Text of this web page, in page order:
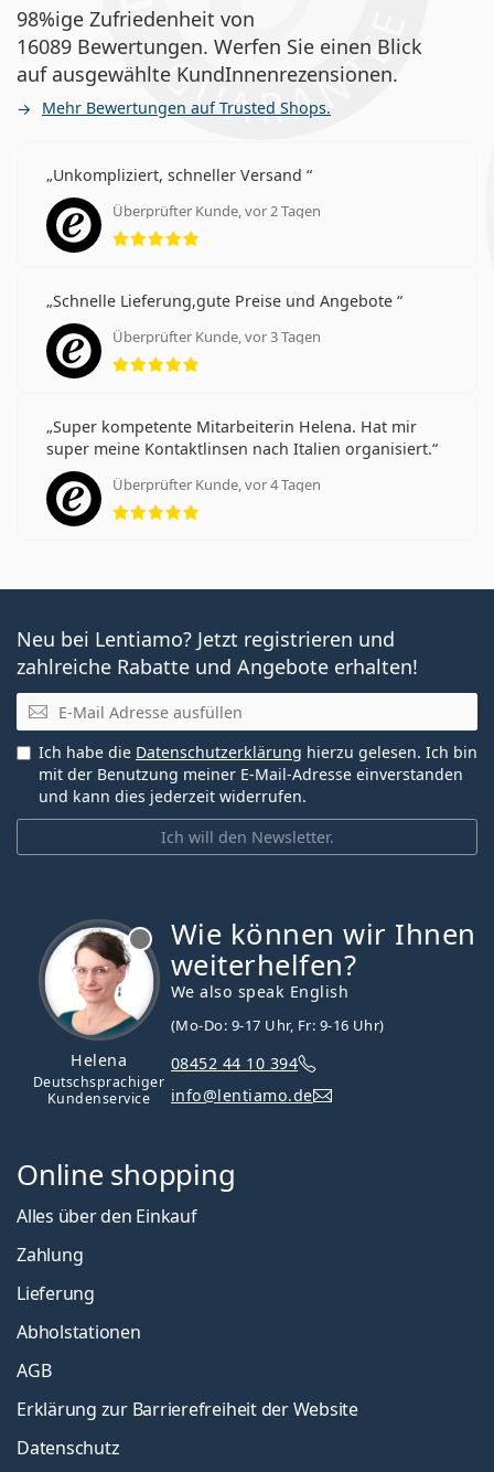
98%ige Zufriedenheit von
16089 Bewertungen. Werfen Sie einen Blick
auf ausgewählte KundInnenrezensionen.
Mehr Bewertungen auf Trusted Shops.
Unkompliziert, schneller Versand
Überprüfter Kunde, vor 2 Tagen
Bewertung 5 aus 5
Schnelle Lieferung,gute Preise und Angebote
Überprüfter Kunde, vor 3 Tagen
Bewertung 5 aus 5
Super kompetente Mitarbeiterin Helena. Hat mir
super meine Kontaktlinsen nach Italien organisiert.
Überprüfter Kunde, vor 4 Tagen
Bewertung 5 aus 5
Neu bei Lentiamo? Jetzt registrieren und
zahlreiche Rabatte und Angebote erhalten!
E-Mail
Ich will den Newsletter.
Ich habe die Datenschutzerklärung hierzu gelesen. Ich bin
mit der Benutzung meiner E-Mail-Adresse einverstanden
und kann dies jederzeit widerrufen.
Helena
Deutschsprachiger
Kundenservice
Wie können wir Ihnen
weiterhelfen?
We also speak English
(Mo-Do: 9-17 Uhr, Fr: 9-16 Uhr)
08452 44 10 394
info@lentiamo.de
Online shopping
Alles über den Einkauf
Zahlung
Lieferung
Abholstationen
AGB
Erklärung zur Barrierefreiheit der Website
Datenschutz